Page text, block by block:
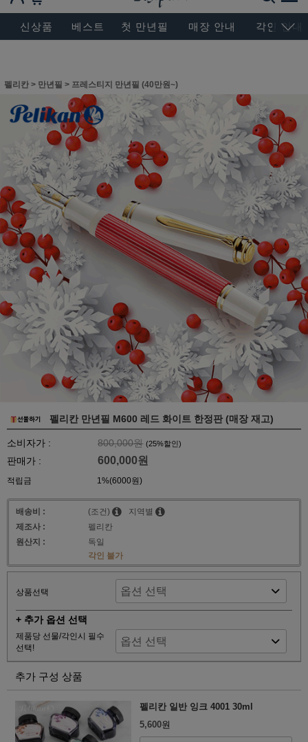
BESEN MASTERPIECE, SINCE 2004
신상품 베스트 첫 만년필 매장 안내 각인 안내
펠리칸 > 만년필 > 프레스티지 만년필 (40만원~)
펠리칸 만년필 M600 레드 화이트 한정판 (매장 재고)
소비자가 : 800,000원 (25%할인)
판매가 : 600,000원
적립금 1%(6000원)
배송비 : (조건)
지역별
제조사 :
펠리칸
원산지 :
독일
각인 불가
상품선택
+ 추가 옵션 선택
제품당 선물/각인시 필수
선택!
추가 구성 상품
펠리칸 일반 잉크 4001 30ml
5,600원